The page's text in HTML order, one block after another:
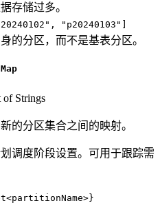
存储过多。
"p20240103"]
的分区，而不是基表分区。
of Strings
的分区集合之间的映射。
调度阶段设置。可用于跟踪需